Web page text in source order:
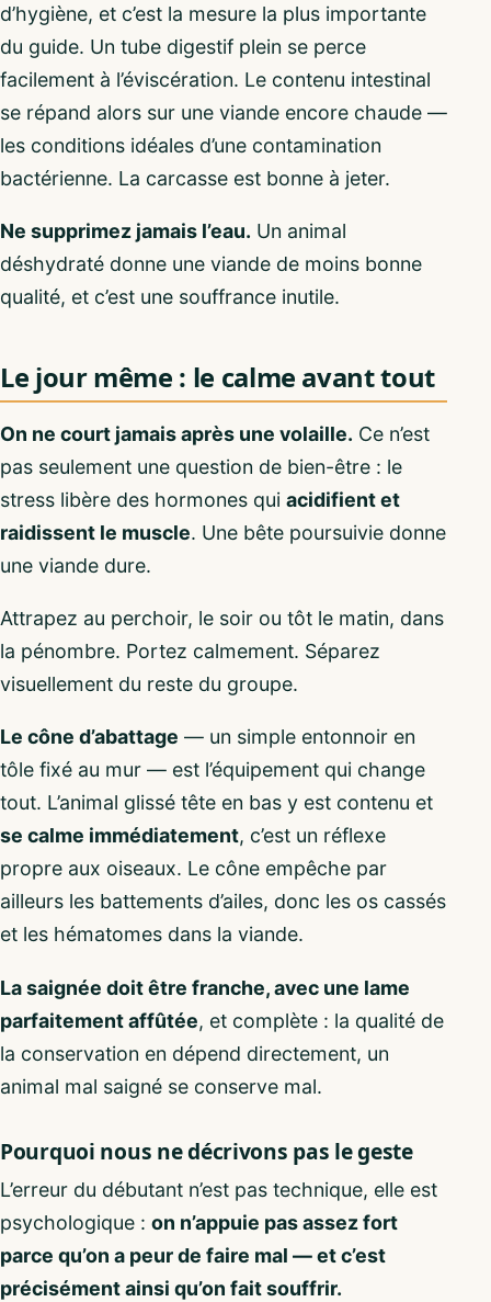
d’hygiène, et c’est la mesure la plus importante
du guide. Un tube digestif plein se perce
facilement à l’éviscération. Le contenu intestinal
se répand alors sur une viande encore chaude —
les conditions idéales d’une contamination
bactérienne. La carcasse est bonne à jeter.
Ne supprimez jamais l’eau. Un animal
déshydraté donne une viande de moins bonne
qualité, et c’est une souffrance inutile.
Le jour même : le calme avant tout
On ne court jamais après une volaille. Ce n’est
pas seulement une question de bien-être : le
stress libère des hormones qui acidifient et
raidissent le muscle. Une bête poursuivie donne
une viande dure.
Attrapez au perchoir, le soir ou tôt le matin, dans
la pénombre. Portez calmement. Séparez
visuellement du reste du groupe.
Le cône d’abattage — un simple entonnoir en
tôle fixé au mur — est l’équipement qui change
tout. L’animal glissé tête en bas y est contenu et
se calme immédiatement, c’est un réflexe
propre aux oiseaux. Le cône empêche par
ailleurs les battements d’ailes, donc les os cassés
et les hématomes dans la viande.
La saignée doit être franche, avec une lame
parfaitement affûtée, et complète : la qualité de
la conservation en dépend directement, un
animal mal saigné se conserve mal.
Pourquoi nous ne décrivons pas le geste
L’erreur du débutant n’est pas technique, elle est
psychologique : on n’appuie pas assez fort
parce qu’on a peur de faire mal — et c’est
précisément ainsi qu’on fait souffrir.